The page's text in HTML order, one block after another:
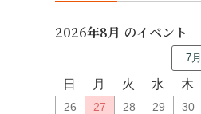
2026年8月 のイベント
7月
日 月 火 水 木
26 27 28 29 30